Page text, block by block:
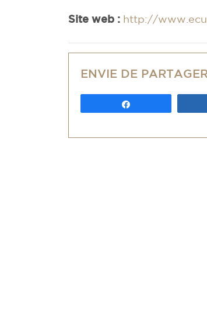
Site web : http://
ENVIE DE